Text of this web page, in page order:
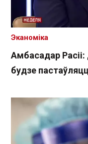
Амбасадар
будзе
Эканоміка